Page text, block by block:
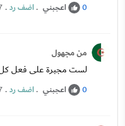
0 اعجبني .اضف رد.
من مجهول
لست مجبرة على فعل كل
0 اعجبني .اضف رد.